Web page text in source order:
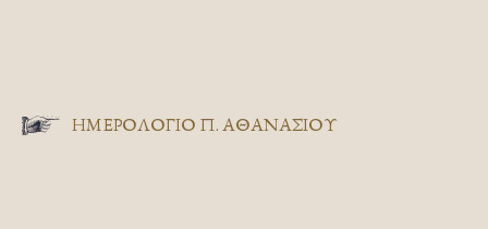
ΗΜΕΡΟΛΟΓΙΟ Π. ΑΘΑΝΑΣΙΟΥ